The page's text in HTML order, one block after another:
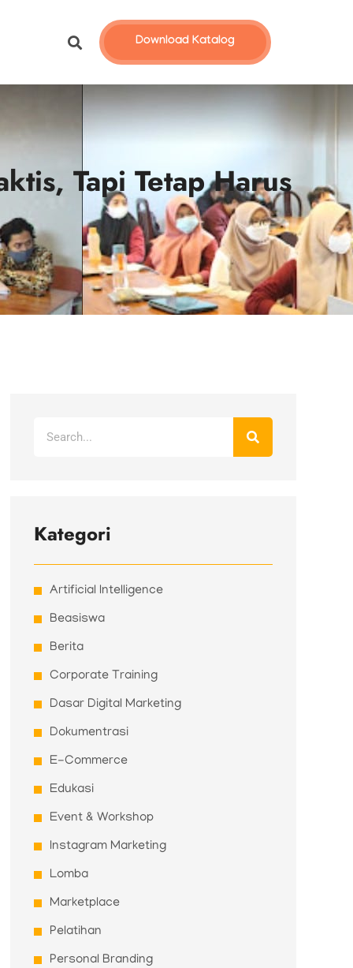
Download Katalog
Tapi Tetap Harus
Kategori
Artificial Intelligence
Beasiswa
Berita
Corporate Training
Dasar Digital Marketing
Dokumentrasi
E-Commerce
Edukasi
Event & Workshop
Instagram Marketing
Lomba
Marketplace
Pelatihan
Personal Branding